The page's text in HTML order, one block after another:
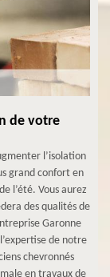
de votre
l’isolation
grand confort en
l’été. Vous aurez
des qualités de
Garonne
de notre
chevronnés
en travaux de